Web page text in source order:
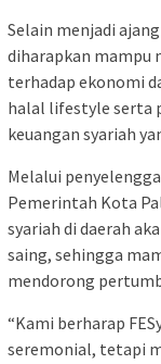
Selain menjadi
diharapkan mampu
terhadap ekonomi
halal lifestyle serta
keuangan syariah
Melalui
Pemerintah Kota
syariah di daerah
saing, sehingga
mendorong
“Kami berharap
seremonial, tetapi